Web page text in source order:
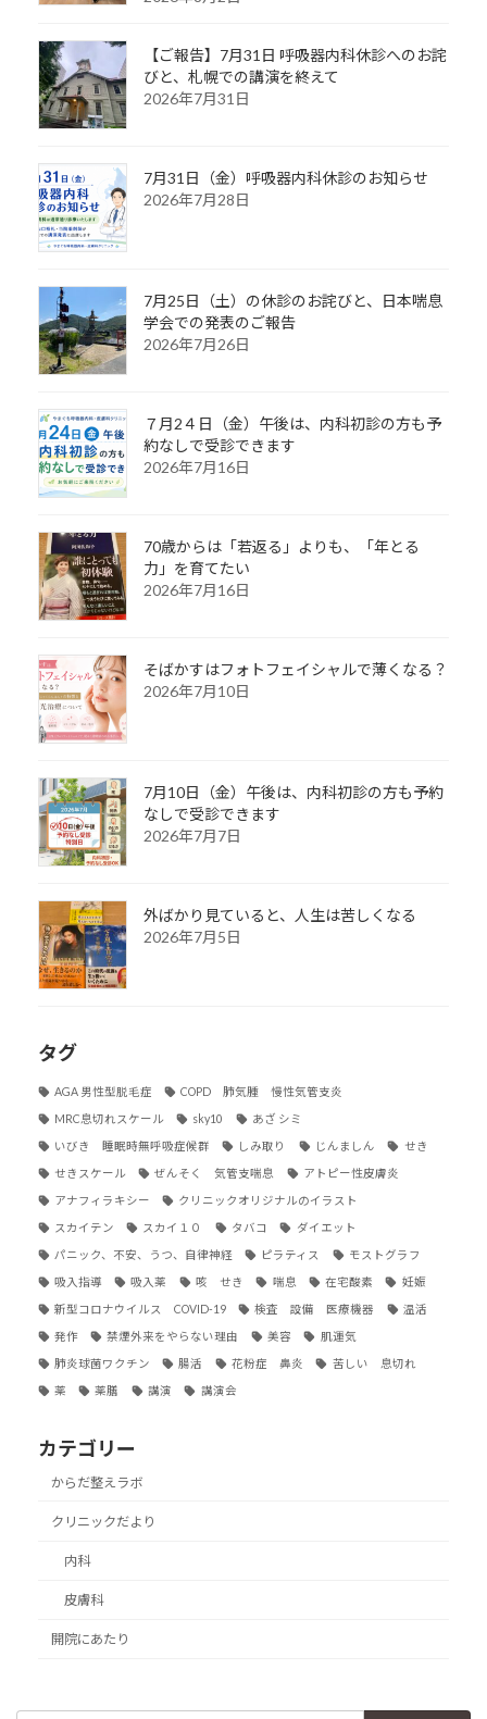
【ご報告】7月31日 呼吸器内科休診へのお詫
びと、札幌での講演を終えて
2026年7月31日
7月31日（金）呼吸器内科休診のお知らせ
2026年7月28日
7月25日（土）の休診のお詫びと、日本喘息
学会での発表のご報告
2026年7月26日
７月2４日（金）午後は、内科初診の方も予
約なしで受診できます
2026年7月16日
70歳からは「若返る」よりも、「年とる
力」を育てたい
2026年7月16日
そばかすはフォトフェイシャルで薄くなる？
2026年7月10日
7月10日（金）午後は、内科初診の方も予約
なしで受診できます
2026年7月7日
外ばかり見ていると、人生は苦しくなる
2026年7月5日
タグ
AGA 男性型脱毛症 COPD 肺気腫 慢性気管支炎
MRC息切れスケール sky10 あざ シミ
いびき 睡眠時無呼吸症候群 しみ取り じんましん せき
せきスケール ぜんそく 気管支喘息 アトピー性皮膚炎
アナフィラキシー クリニックオリジナルのイラスト
スカイテン スカイ１０ タバコ ダイエット
パニック、不安、うつ、自律神経 ピラティス モストグラフ
吸入指導 吸入薬 咳 せき 喘息 在宅酸素 妊娠
新型コロナウイルス COVID-19 検査 設備 医療機器 温活
発作 禁煙外来をやらない理由 美容 肌運気
肺炎球菌ワクチン 腸活 花粉症 鼻炎 苦しい 息切れ
薬 薬膳 講演 講演会
カテゴリー
からだ整えラボ
クリニックだより
内科
皮膚科
開院にあたり